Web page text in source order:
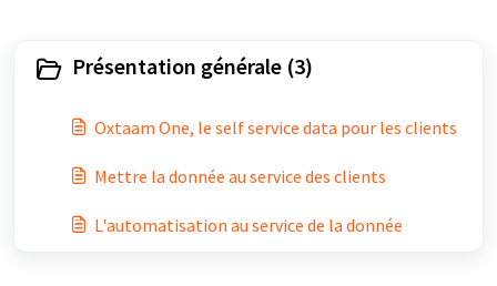
Présentation générale (3)
Oxtaam One, le self service data pour les clients
Mettre la donnée au service des clients
L'automatisation au service de la donnée